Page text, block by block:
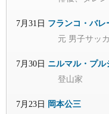
7月31日 フランコ・バレ
元 男子サッ
7月30日 ニルマル・プル
登山家
7月23日 岡本公三